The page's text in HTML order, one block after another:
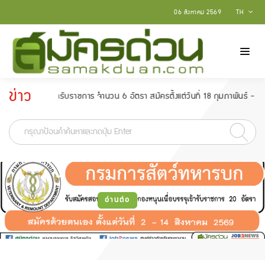
TH
06 สิงหาคม 2569
ข่าว
ประกาศ
บราชการ จำนวน 6 อัตรา สมัครตั้งแต่วันที่ 18 กุมภาพันธ์ - 15 มีนาคม 2565
-
อ่านต่อ